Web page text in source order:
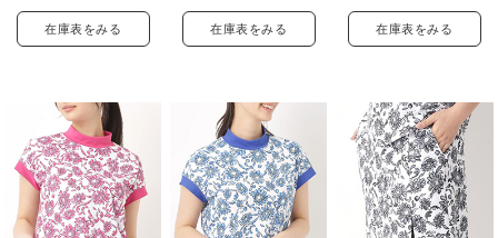
在庫表をみる 在庫表をみる 在庫表をみる